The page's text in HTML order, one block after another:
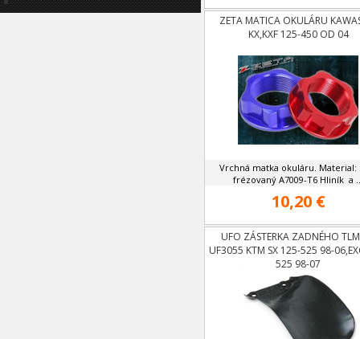
ZETA MATICA OKULÁRU
KX,KXF 125-450 OD 04
Vrchná matka okuláru. Material:
frézovaný A7009-T6 Hliník a
10,20 €
UFO ZÁSTERKA ZADNÉHO
UF3055 KTM SX 125-525 98-
525 98-07